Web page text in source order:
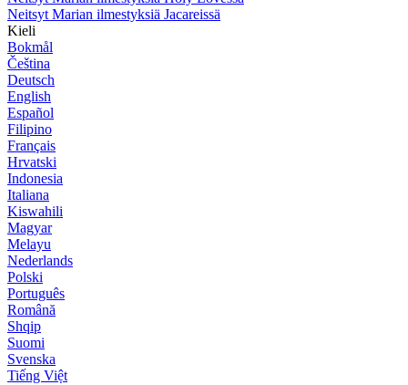
Neitsyt Marian ilmestyksiä Jacareissä
Kieli
Bokmål
Čeština
Deutsch
English
Español
Filipino
Français
Hrvatski
Indonesia
Italiana
Kiswahili
Magyar
Melayu
Nederlands
Polski
Português
Română
Shqip
Suomi
Svenska
Tiếng Việt